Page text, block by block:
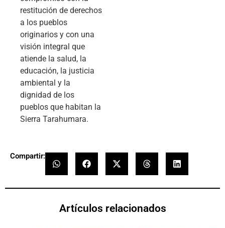
restitución de derechos
a los pueblos
originarios y con una
visión integral que
atiende la salud, la
educación, la justicia
ambiental y la
dignidad de los
pueblos que habitan la
Sierra Tarahumara.
Compartir:
Artículos relacionados